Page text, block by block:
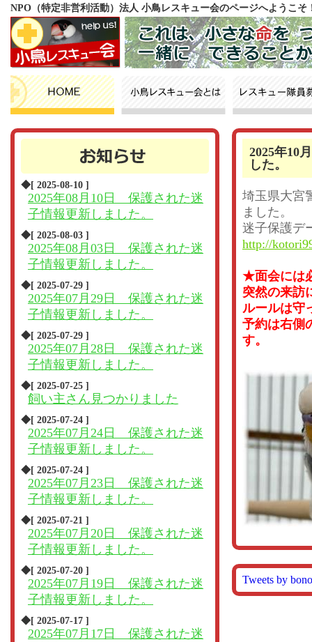
NPO（特定非営利活動）法人 小鳥レスキュー会のページへようこそ
◆[ 2025-08-10 ]
2025年08月10日 保護された迷
子情報更新しました。
◆[ 2025-08-03 ]
2025年08月03日 保護された迷
子情報更新しました。
◆[ 2025-07-29 ]
2025年07月29日 保護された迷
子情報更新しました。
◆[ 2025-07-29 ]
2025年07月28日 保護された迷
子情報更新しました。
◆[ 2025-07-25 ]
飼い主さん見つかりました
◆[ 2025-07-24 ]
2025年07月24日 保護された迷
子情報更新しました。
◆[ 2025-07-24 ]
2025年07月23日 保護された迷
子情報更新しました。
◆[ 2025-07-21 ]
2025年07月20日 保護された迷
子情報更新しました。
◆[ 2025-07-20 ]
2025年07月19日 保護された迷
子情報更新しました。
◆[ 2025-07-17 ]
2025年07月17日 保護された迷
2025年10
した。
埼玉県大宮
ました。
迷子保護デ
http://
★面会には
突然の来訪
ルールは守
予約は右側
す。
Tweets by